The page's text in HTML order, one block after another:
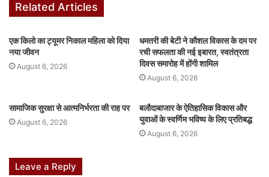
था, मौत से एक सप्ताह पहले जिला अस्पताल में इलाज करवाया।
ले जाया गया लेकिन इस बार वहां दम तोड़ दिया।
Related Articles
गीता यादव खेलो इंडिया एक्सीलेंस सेंटर, बिलासपुर में ले रहीं
Related Articles
एक किलो का ट्यूमर निकाल महिला को दिया
नया जीवन
August 6, 2026
धमतरी की बेटी ने कौशल विकास के दम पर
रची सफलता की नई इबारत, स्वतंत्रता
दिवस समारोह में होंगी शामिल
August 6, 2026
सामाजिक सुरक्षा से आत्मनिर्भरता की राह पर
August 6, 2026
बलौदाबाजार के ऐतिहासिक विकास और
युवाओं के स्वर्णिम भविष्य के लिए प्रतिबद्ध
August 6, 2026
Leave a Reply